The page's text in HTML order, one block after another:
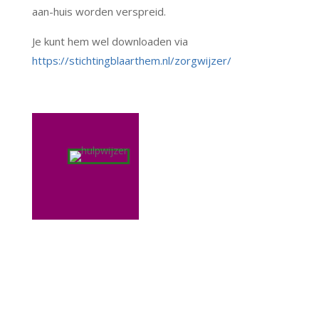
aan-huis worden verspreid.
Je kunt hem wel downloaden via
https://stichtingblaarthem.nl/zorgwijzer/